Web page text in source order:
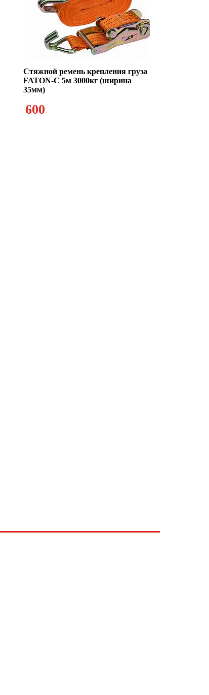
Стяжной ремень крепления груза
FATON-C 5м 3000кг (ширина
35мм)
600